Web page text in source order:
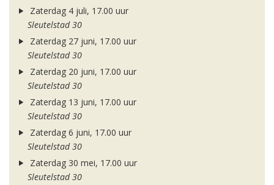
Zaterdag 4 juli, 17.00 uur
Sleutelstad 30
Zaterdag 27 juni, 17.00 uur
Sleutelstad 30
Zaterdag 20 juni, 17.00 uur
Sleutelstad 30
Zaterdag 13 juni, 17.00 uur
Sleutelstad 30
Zaterdag 6 juni, 17.00 uur
Sleutelstad 30
Zaterdag 30 mei, 17.00 uur
Sleutelstad 30